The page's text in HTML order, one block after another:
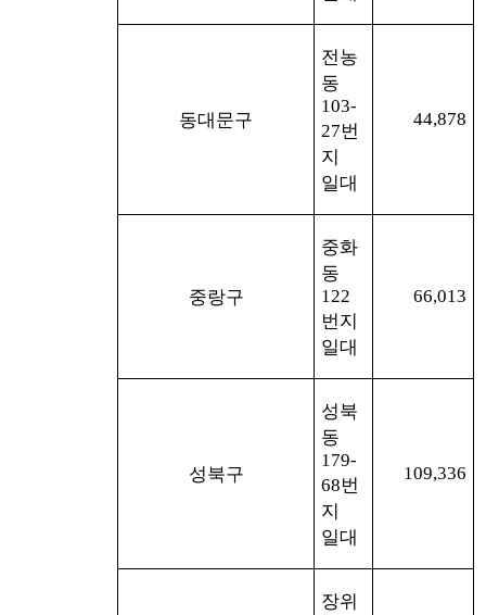
동대문구
전농
동
103-
27번
지
일대
44,878
중랑구
중화
동
122
번지
일대
66,013
성북구
성북
동
179-
68번
지
일대
109,336
장위